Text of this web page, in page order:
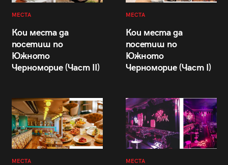
МЕСТА
Кои места да
посетиш по
Южното
Черноморие (Част II)
МЕСТА
Кои места да
посетиш по
Южното
Черноморие (Част I)
МЕСТА МЕСТА